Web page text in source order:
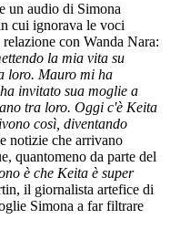
un audio di Simona
cui ignorava le voci
con Wanda Nara:
la mia vita su
loro. Mauro mi ha
invitato sua moglie a
tra loro. Oggi c'è Keita
così, diventando
notizie che arrivano
quantomeno da parte del
è che Keita è super
il giornalista artefice di
Simona a far filtrare